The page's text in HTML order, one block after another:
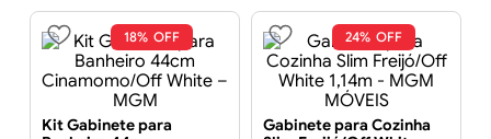
18%
Kit Gabinete para
24%
Gabinete para Cozinha